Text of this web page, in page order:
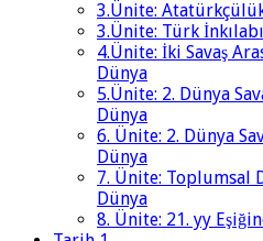
3.Ünite:
3.Ünite: Türk İnkılabı
4.Ünite: İki Savaş
Dünya
5.Ünite: 2. Dünya
Dünya
6. Ünite: 2. Dünya
Dünya
7. Ünite: Toplumsal
Dünya
8. Ünite: 21. yy